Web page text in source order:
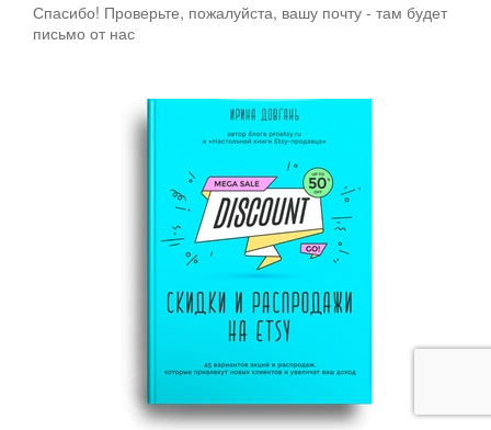
Спасибо! Проверьте, пожалуйста, вашу почту - там будет
письмо от нас